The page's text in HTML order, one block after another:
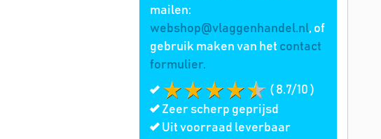
mailen:
webshop@vlaggenhandel.nl, of
gebruik maken van het contact
formulier.
( 8.7/10 )
Zeer scherp geprijsd
Uit voorraad leverbaar